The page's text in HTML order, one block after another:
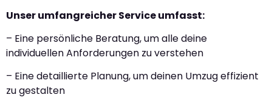
Unser umfangreicher Service umfasst:
– Eine persönliche Beratung, um alle deine
individuellen Anforderungen zu verstehen
– Eine detaillierte Planung, um deinen Umzug effizient
zu gestalten